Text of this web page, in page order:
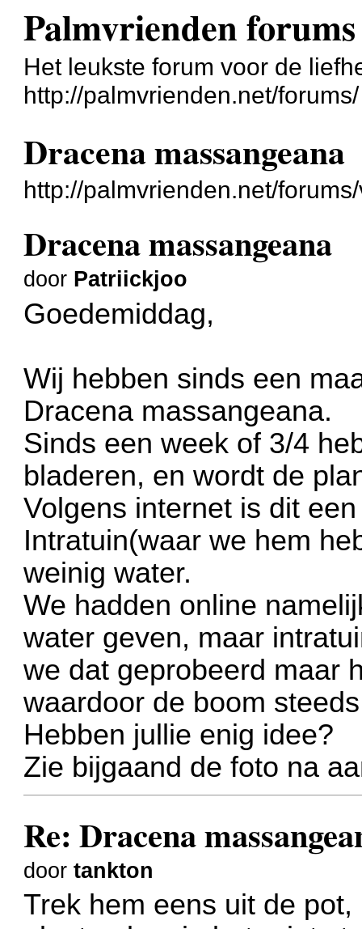
Palmvrienden forums
Het leukste forum voor de
http://palmvrienden.net/forums/
Dracena massangeana
http://palmvrienden.net/
Dracena massangeana
door Patriickjoo
Goedemiddag,
Wij hebben sinds een
Dracena massangeana.
Sinds een week of 3/4
bladeren, en wordt de
Volgens internet is dit
Intratuin(waar we hem
weinig water.
We hadden online
water geven, maar
we dat geprobeerd maar
waardoor de boom
Hebben jullie enig idee?
Zie bijgaand de foto na
Re: Dracena
doortankton
Trek hem eens uit de